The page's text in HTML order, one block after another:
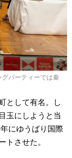
パーティーでは秦
として有名。し
玉にしようと当
にゆうばり国際
させた。